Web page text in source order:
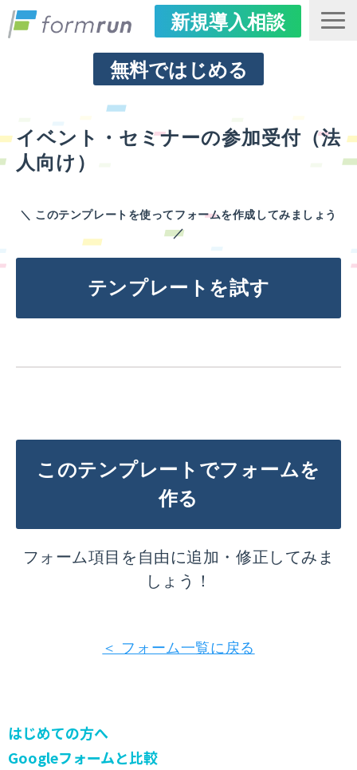
ログイン
新規導入相談
無料ではじめる
用途別の活用方法
プラン・価格
FAQ
イベント・セミナーの参加受付（法
人向け）
＼ このテンプレートを使ってフォームを作成してみましょう
／
テンプレートを試す
このテンプレートでフォームを
作る
フォーム項目を自由に追加・修正してみま
しょう！
＜ フォーム一覧に戻る
はじめての方へ
Googleフォームと比較